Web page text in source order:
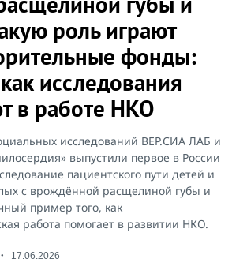
роль играют
фонды:
исследования
в работе НКО
исследований ВЕР.СИА ЛАБ и
выпустили первое в России
пациентского пути детей и
с врождённой расщелиной губы и
пример того, как
работа помогает в развитии НКО.
17.06.2026